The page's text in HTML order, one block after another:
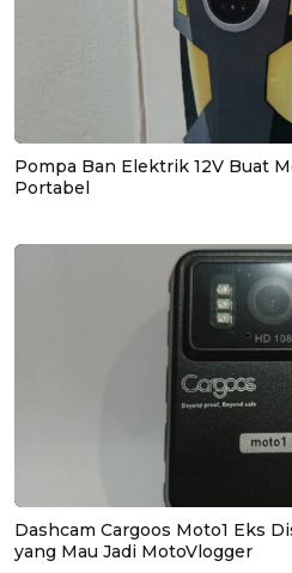
Pompa Ban Elektrik 12V Buat
Portabel
Dashcam Cargoos Moto1 Eks
yang Mau Jadi MotoVlogger